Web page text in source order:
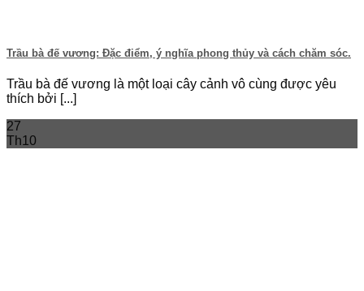
Trầu bà đế vương: Đặc điểm, ý nghĩa phong thủy và cách chăm sóc.
Trầu bà đế vương là một loại cây cảnh vô cùng được yêu
thích bởi [...]
27
Th10